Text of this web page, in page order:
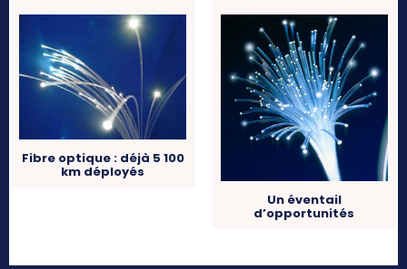
Fibre optique : déjà 5 100
km déployés
Un éventail
d’opportunités